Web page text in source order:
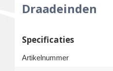
Draadeinden
Specificaties
Artikelnummer